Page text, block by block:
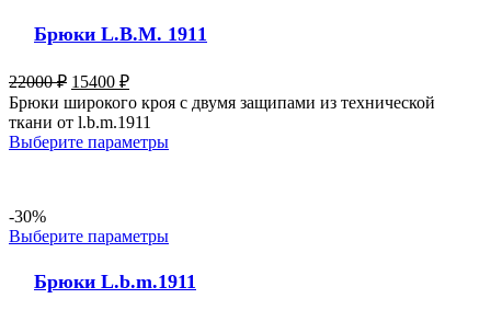
Брюки L.B.M. 1911
22000₽ 15400 ₽
Брюки широкого кроя с двумя защипами из технической
ткани от l.b.m.1911
Выберите параметры
-30%
Выберите параметры
Брюки L.b.m.1911